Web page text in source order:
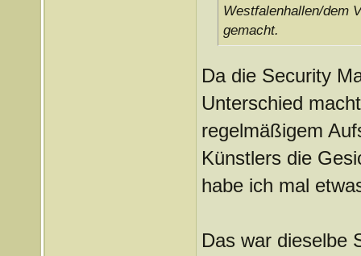
Westfalenhallen/dem
gemacht.
Da die Security
Unterschied
regelmäßigem
Künstlers die
habe ich mal
Das war dieselbe